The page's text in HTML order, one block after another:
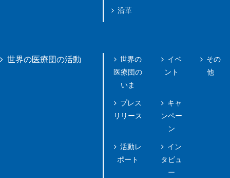
沿革
世界の医療団の活動
世界の
医療団の
いま
プレス
リリース
活動レ
ポート
イベ
ント
キャ
ンペー
ン
イン
タビュ
ー
その
他